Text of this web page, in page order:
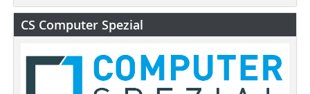
CS Computer Spezial